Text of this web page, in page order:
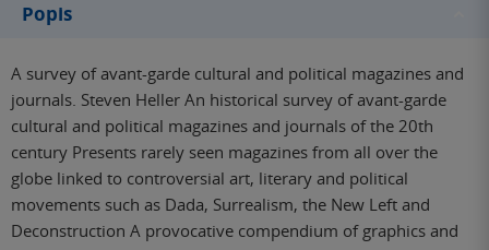
Popis
A survey of avant-garde cultural and political magazines and
journals. Steven Heller An historical survey of avant-garde
cultural and political magazines and journals of the 20th
century Presents rarely seen magazines from all over the
globe linked to controversial art, literary and political
movements such as Dada, Surrealism, the New Left and
Deconstruction A provocative compendium of graphics and